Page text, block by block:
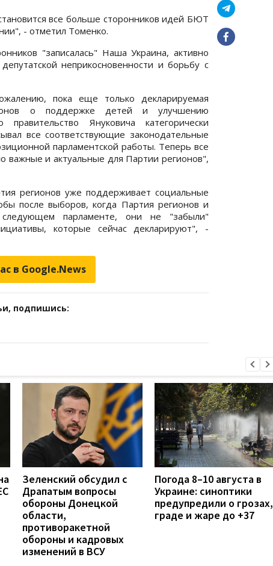
все больше сторонников идей БЮТ
- отметил Томенко.
"записалась" Наша Украина, активно
неприкосновенности и борьбу с
пока еще только декларируемая
о поддержке детей и улучшению
Януковича категорически
все соответствующие законодательные
парламентской работы. Теперь все
важные и актуальные для Партии регионов",
регионов уже поддерживает социальные
после выборов, когда Партия регионов и
парламенте, они не "забыли"
которые сейчас декларируют", -
в Google.News
подпишись:
Зеленский обсудил с
Драпатым вопросы
обороны Донецкой
области,
противоракетной
обороны и кадровых
изменений в ВСУ
Погода 8–10 августа в
Украине: синоптики
предупредили о грозах,
граде и жаре до +37